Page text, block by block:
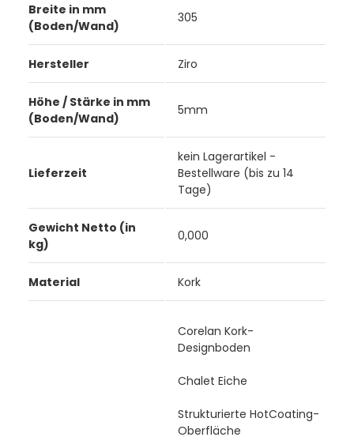
Breite in mm
(Boden/Wand)
305
Hersteller Ziro
Höhe / Stärke in mm
(Boden/Wand)
5mm
Lieferzeit
kein Lagerartikel -
Bestellware (bis zu 14
Tage)
Gewicht Netto (in
kg)
0,000
Material Kork
Corelan Kork-
Designboden
Chalet Eiche
Strukturierte HotCoating-
Oberfläche